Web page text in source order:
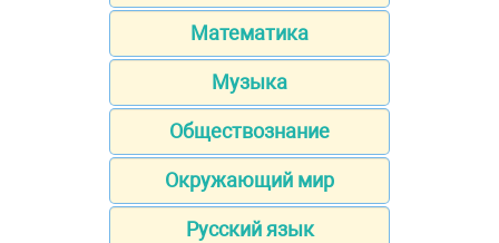
Математика
Музыка
Обществознание
Окружающий мир
Русский язык